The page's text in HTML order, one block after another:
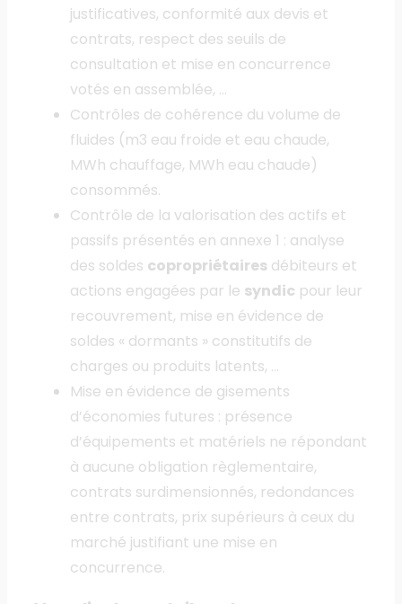
justificatives, conformité aux devis et
contrats, respect des seuils de
consultation et mise en concurrence
votés en assemblée, …
Contrôles de cohérence du volume de
fluides (m3 eau froide et eau chaude,
MWh chauffage, MWh eau chaude)
consommés.
Contrôle de la valorisation des actifs et
passifs présentés en annexe 1 : analyse
des soldes copropriétairesdébiteurs et
actions engagées par le syndic pour leur
recouvrement, mise en évidence de
soldes « dormants » constitutifs de
charges ou produits latents, …
Mise en évidence de gisements
d’économies futures : présence
d’équipements et matériels ne répondant
à aucune obligation règlementaire,
contrats surdimensionnés, redondances
entre contrats, prix supérieurs à ceux du
marché justifiant une mise en
concurrence.